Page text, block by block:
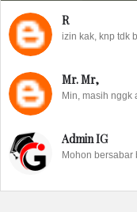
R
izin kak, knp tdk
Mr. Mr,
Min, masih
Admin IG
Mohon bersabar